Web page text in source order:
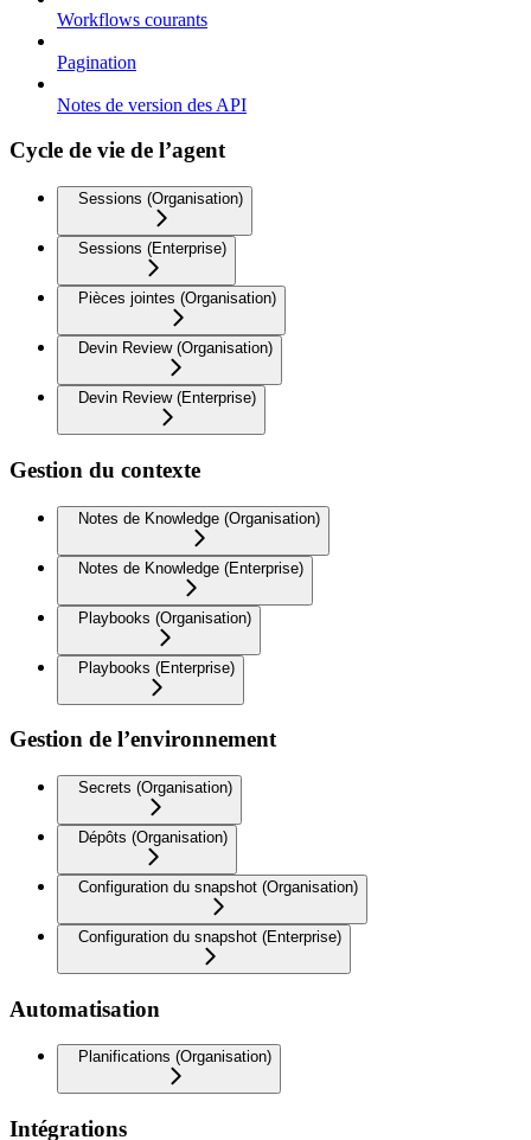
Workflows courants
Pagination
Notes de version des API
Cycle de vie de l’agent
Sessions (Organisation)
Sessions (Enterprise)
Pièces jointes (Organisation)
Devin Review (Organisation)
Devin Review (Enterprise)
Gestion du contexte
Notes de Knowledge (Organisation)
Notes de Knowledge (Enterprise)
Playbooks (Organisation)
Playbooks (Enterprise)
Gestion de l’environnement
Secrets (Organisation)
Dépôts (Organisation)
Configuration du snapshot (Organisation)
Configuration du snapshot (Enterprise)
Automatisation
Planifications (Organisation)
Intégrations